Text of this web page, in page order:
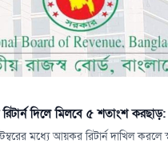
রিটার্ন দিলে মিলবে ৫ শতাংশ
মধ্যে আয়কর রিটার্ন দাখিল করলে